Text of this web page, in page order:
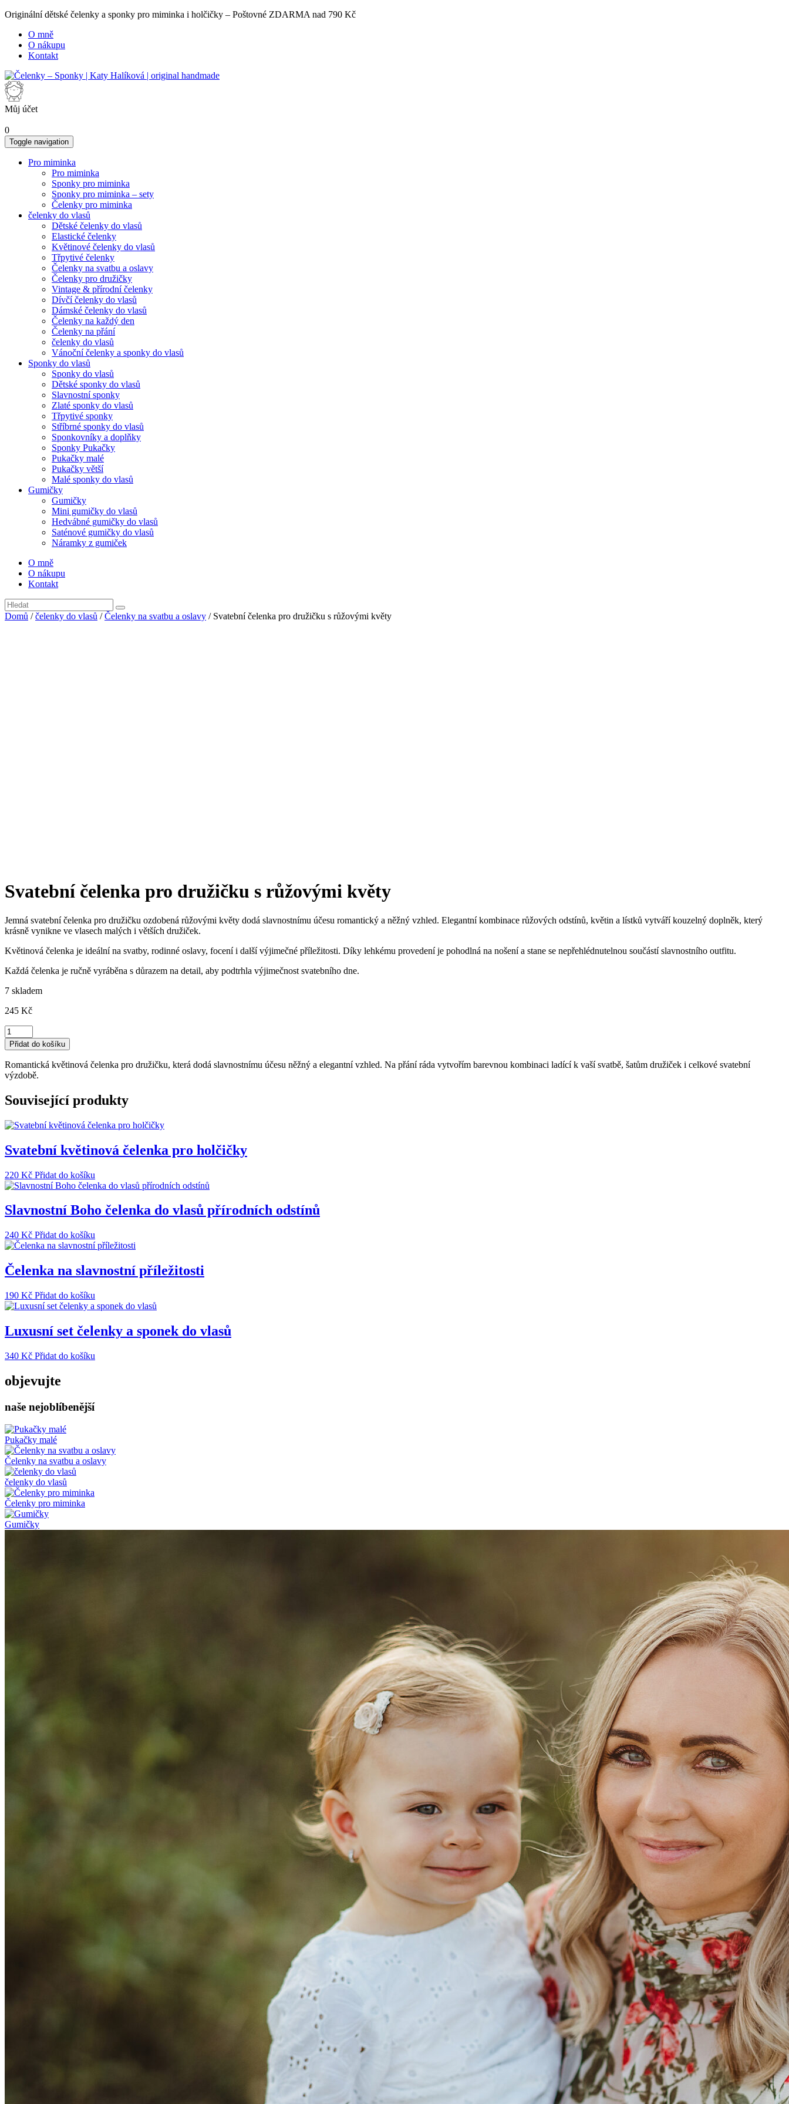
Originální dětské čelenky a sponky pro miminka i holčičky – Poštovné ZDARMA nad 790 Kč
O mně
O nákupu
Kontakt
Můj účet
0
Toggle navigation
Pro miminka
Pro miminka
Sponky pro miminka
Sponky pro miminka – sety
Čelenky pro miminka
čelenky do vlasů
Dětské čelenky do vlasů
Elastické čelenky
Květinové čelenky do vlasů
Třpytivé čelenky
Čelenky na svatbu a oslavy
Čelenky pro družičky
Vintage & přírodní čelenky
Dívčí čelenky do vlasů
Dámské čelenky do vlasů
Čelenky na každý den
Čelenky na přání
čelenky do vlasů
Vánoční čelenky a sponky do vlasů
Sponky do vlasů
Sponky do vlasů
Dětské sponky do vlasů
Slavnostní sponky
Zlaté sponky do vlasů
Třpytivé sponky
Stříbrné sponky do vlasů
Sponkovníky a doplňky
Sponky Pukačky
Pukačky malé
Pukačky větší
Malé sponky do vlasů
Gumičky
Gumičky
Mini gumičky do vlasů
Hedvábné gumičky do vlasů
Saténové gumičky do vlasů
Náramky z gumiček
O mně
O nákupu
Kontakt
Domů /čelenky do vlasů /Čelenky na svatbu a oslavy / Svatební čelenka pro družičku s růžovými květy
Svatební čelenka pro družičku s růžovými květy
Jemná svatební čelenka pro družičku ozdobená růžovými květy dodá slavnostnímu účesu romantický a něžný vzhled. Elegantní kombinace růžových odstínů, květin a lístků vytváří kouzelný doplněk, který
krásně vynikne ve vlasech malých i větších družiček.
Květinová čelenka je ideální na svatby, rodinné oslavy, focení i další výjimečné příležitosti. Díky lehkému provedení je pohodlná na nošení a stane se nepřehlédnutelnou součástí slavnostního outfitu.
Každá čelenka je ručně vyráběna s důrazem na detail, aby podtrhla výjimečnost svatebního dne.
7 skladem
245 Kč
Svatební
čelenka
pro
družičku
s
růžovými
květy
množství
Přidat do košíku
Romantická květinová čelenka pro družičku, která dodá slavnostnímu účesu něžný a elegantní vzhled. Na přání ráda vytvořím barevnou kombinaci ladící k vaší svatbě, šatům družiček i celkové svatební
výzdobě.
Související produkty
Svatební květinová čelenka pro holčičky
220 Kč Přidat do košíku
Slavnostní Boho čelenka do vlasů přírodních odstínů
240 Kč Přidat do košíku
Čelenka na slavnostní příležitosti
190 Kč Přidat do košíku
Luxusní set čelenky a sponek do vlasů
340 Kč Přidat do košíku
objevujte
naše nejoblíbenější
Pukačky malé
Čelenky na svatbu a oslavy
čelenky do vlasů
Čelenky pro miminka
Gumičky